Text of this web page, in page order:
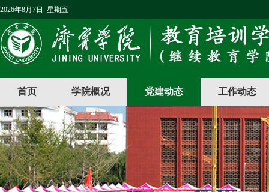
2026年8月7日 星期五
首页 学院概况 党建动态 工作动态